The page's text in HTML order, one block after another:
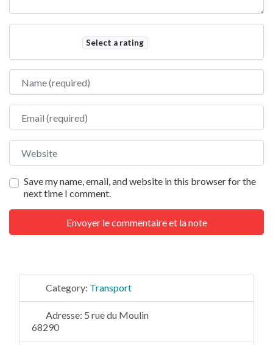
Select a rating
Name
Email
Website
Save my name, email, and website in this browser for the
next time I comment.
Category: Transport
Adresse: 5 rue du Moulin
68290